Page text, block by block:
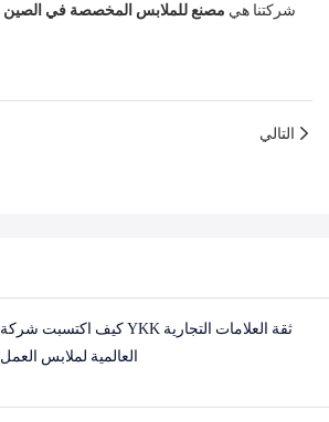
شركتنا هي مصنع للملابس المخصصة في الصين
التالي
كيف اكتسبت شركة YKK ثقة العلامات التجارية
العالمية لملابس العمل